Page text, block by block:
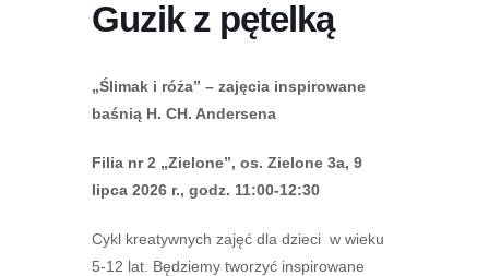
Guzik z pętelką
„Ślimak i róża” – zajęcia inspirowane
baśnią H. CH. Andersena
Filia nr 2 „Zielone”, os. Zielone 3a, 9
lipca 2026 r., godz. 11:00-12:30
Cykl kreatywnych zajęć dla dzieci w wieku
5-12 lat. Będziemy tworzyć inspirowane